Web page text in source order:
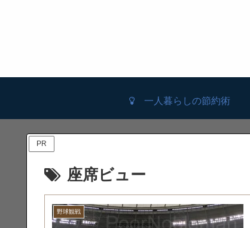
一人暮らしの節約術
PR
座席ビュー
野球観戦